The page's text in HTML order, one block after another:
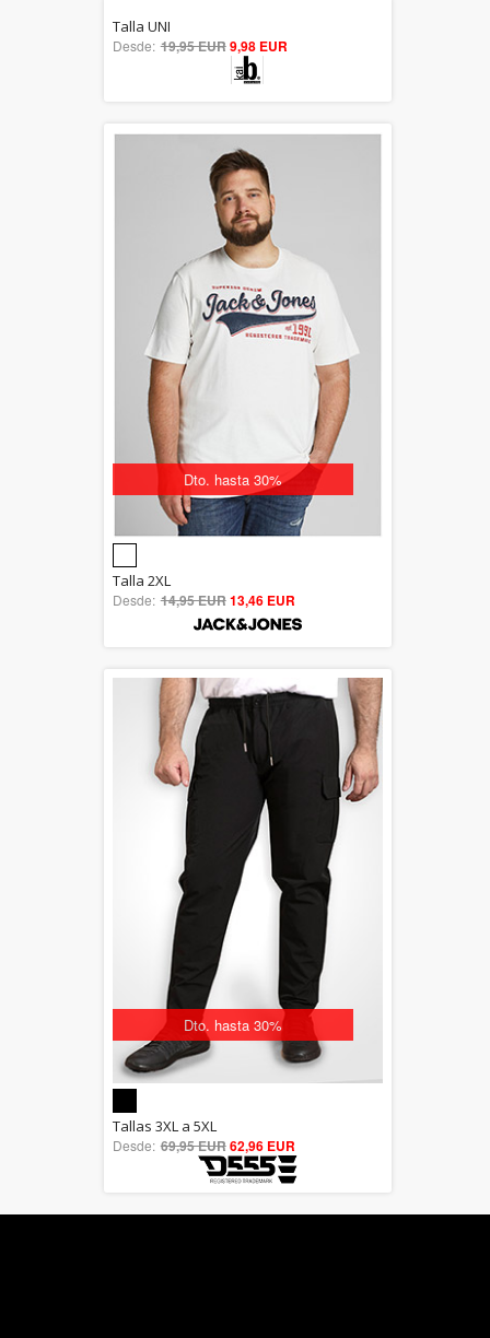
Descuento 50%
5.00
out of 5
Talla UNI
Desde: 19,95 EUR9,98 EUR
Dto. hasta 30%
out of 5
Talla 2XL
Desde: 14,95 EUR13,46 EUR
Dto. hasta 30%
5.00
out of 5
Tallas 3XL a 5XL
Desde: 69,95 EUR62,96 EUR